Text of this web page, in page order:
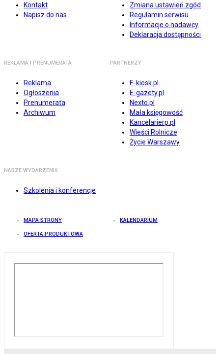
Kontakt
Napisz do nas
Zmiana ustawień zgód
Regulamin serwisu
Informacje o nadawcy
Deklaracja dostępności
REKLAMA I PRENUMERATA
Reklama
Ogłoszenia
Prenumerata
Archiwum
PARTNERZY
E-kiosk.pl
E-gazety.pl
Nexto.pl
Mała księgowość
Kancelarierp.pl
Wieści Rolnicze
Życie Warszawy
NASZE WYDARZENIA
Szkolenia i konferencje
MAPA STRONY KALENDARIUM
OFERTA PRODUKTOWA